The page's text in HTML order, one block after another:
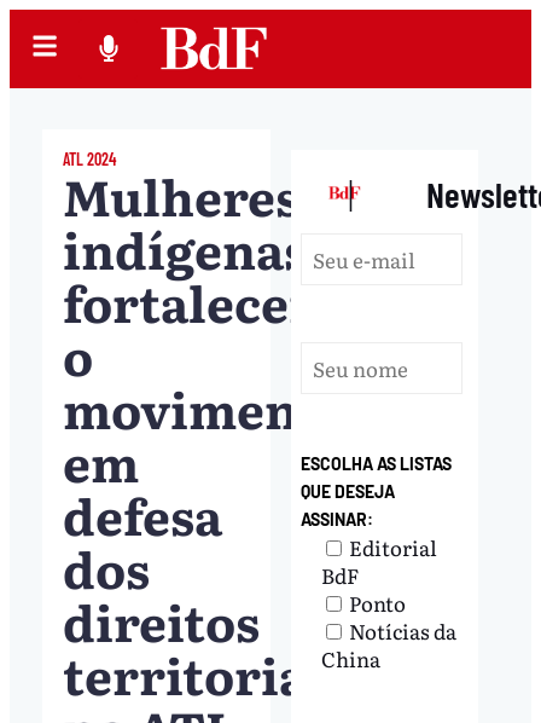
ATL 2024
Mulheres
indígenas
fortalecem
o
movimento
em
defesa
dos
direitos
territoriais
|
ESCOLHA AS LISTAS
QUE DESEJA
ASSINAR:
Editorial
BdF
Ponto
Notícias da
China